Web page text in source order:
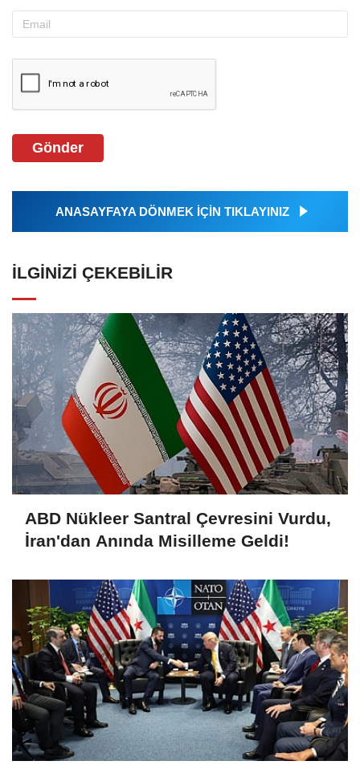
Gönder
ANASAYFAYA DÖNMEK İÇİN TIKLAYINIZ
İLGINIZI ÇEKEBILIR
ABD Nükleer Santral Çevresini Vurdu,
İran'dan Anında Misilleme Geldi!